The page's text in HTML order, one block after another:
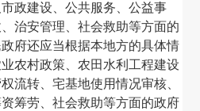
政建设、公共服务、公益事
治安管理、社会救助等方面的
府还应当根据本地方的具体情
农村政策、农田水利工程建设
流转、宅基地使用情况审核、
筹劳、社会救助等方面的政府